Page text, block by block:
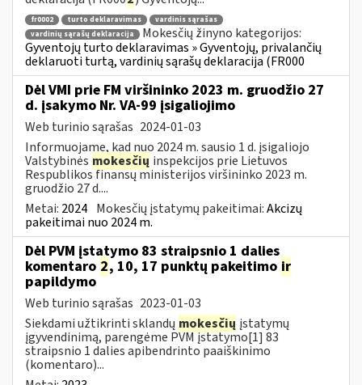
fr0002 turto deklaravimas
vardinis sąrašas
vardinių sąrašų deklaracija
Mokesčių žinyno kategorijos:
Gyventojų turto deklaravimas » Gyventojų, privalančių
deklaruoti turtą, vardinių sąrašų deklaracija (FR000
Dėl VMI prie FM viršininko 2023 m. gruodžio 27
d. įsakymo Nr. VA-99 įsigaliojimo
Web turinio sąrašas 2024-01-03
Informuojame, kad nuo 2024 m. sausio 1 d. įsigaliojo
Valstybinės mokesčių inspekcijos prie Lietuvos
Respublikos finansų ministerijos viršininko 2023 m.
gruodžio 27 d....
Metai: 2024 Mokesčių įstatymų pakeitimai:Akcizų
pakeitimai nuo 2024 m.
Dėl PVM įstatymo 83 straipsnio 1 dalies
komentaro 2, 10, 17 punktų pakeitimo ir
papildymo
Web turinio sąrašas 2023-01-03
Siekdami užtikrinti sklandų mokesčių įstatymų
įgyvendinimą, parengėme PVM įstatymo[1] 83
straipsnio 1 dalies apibendrinto paaiškinimo
(komentaro)...